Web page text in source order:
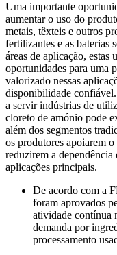
Uma importante
aumentar o uso do
metais, têxteis e outros
fertilizantes e as baterias
áreas de aplicação, estas
oportunidades para uma
valorizado nessas
disponibilidade
a servir indústrias de
cloreto de amónio pode
além dos segmentos
os produtores apoiarem
reduzirem a
aplicações principais.
De acordo com a
foram aprovados
atividade contínua
demanda por
processamento